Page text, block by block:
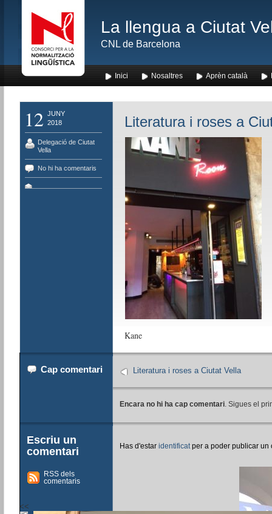
La llengua a Ciutat
CNL de Barcelona
Inici Nosaltres Aprèn català
12
JUNY
2018
Delegació de Ciutat
Vella
No hi ha comentaris
Literatura i roses a
Kane
Cap comentari Literatura i roses a Ciutat Vella
Encara no hi ha cap comentari. Sigues el
Escriu un
comentari
RSS dels
comentaris
Has d'estaridentificatper a poder publicar un
<<